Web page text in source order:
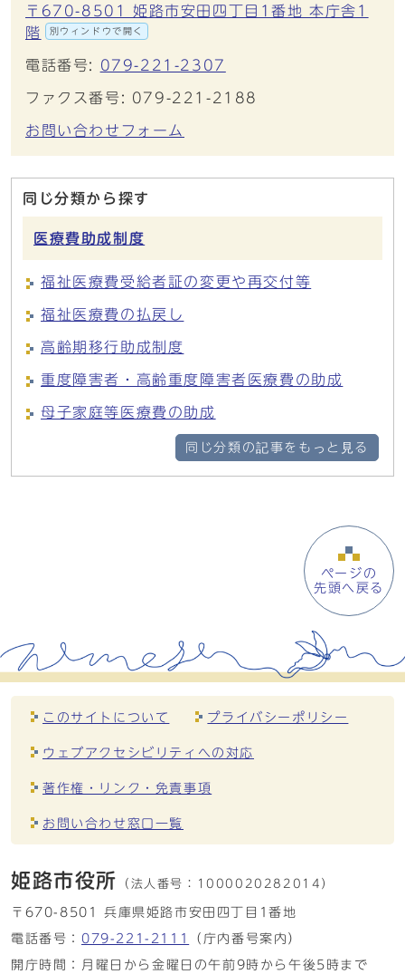
〒670-8501 姫路市安田四丁目1番地 本庁舎1
階
別ウィンドウで開く
電話番号: 079-221-2307
ファクス番号: 079-221-2188
お問い合わせフォーム
同じ分類から探す
医療費助成制度
福祉医療費受給者証の変更や再交付等
福祉医療費の払戻し
高齢期移行助成制度
重度障害者・高齢重度障害者医療費の助成
母子家庭等医療費の助成
同じ分類の記事をもっと見る
ページの
先頭へ戻る
このサイトについて プライバシーポリシー
ウェブアクセシビリティへの対応
著作権・リンク・免責事項
お問い合わせ窓口一覧
姫路市役所 （法人番号： 1000020282014）
〒670-8501 兵庫県姫路市安田四丁目1番地
電話番号： 079-221-2111
（庁内番号案内）
開庁時間：月曜日から金曜日の午前9時から午後5時まで